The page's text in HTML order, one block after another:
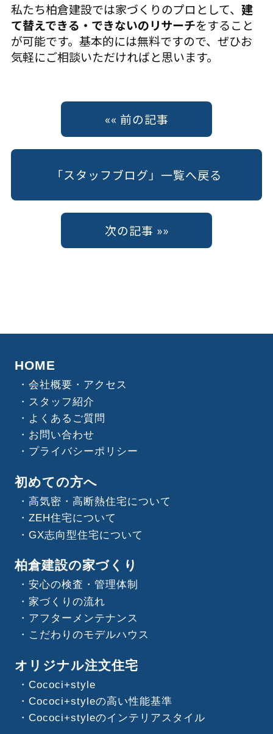
私たち柏倉建設では家づくりのプロとして、 建
て替えできる・できないのリサーチをすること
が可能です。基本的には無料ですので、ぜひお
気軽にご相談いただければと思います。
«« 前の記事
次の記事 »»
「スタッフブログ」一覧へ戻る
HOME
会社概要・アクセス
スタッフ紹介
よくあるご質問
お問い合わせ
プライバシーポリシー
初めての方へ
高気密・高断熱住宅について
ZEH住宅について
GX志向型住宅について
柏倉建設の家づくり
安心の検査・管理体制
家づくりの流れ
アフターメンテナンス
こだわりのモデルハウス
オリジナル注文住宅
Cococi+style
Cococi+styleの高い性能基準
Cococi+styleのインテリアスタイル